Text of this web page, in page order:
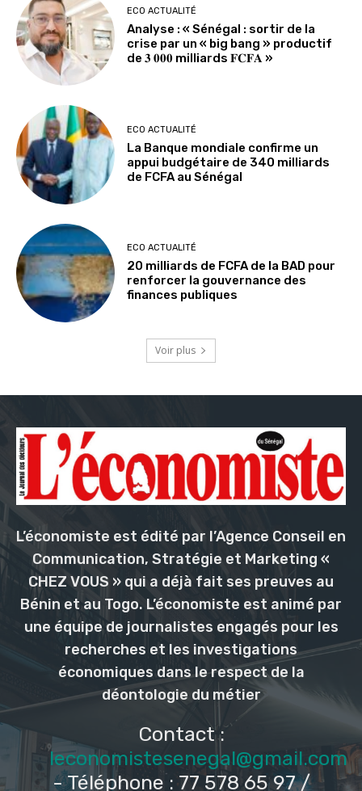
ECO ACTUALITÉ
Analyse : « Sénégal : sortir de la
crise par un « big bang » productif
de 𝟑 𝟎𝟎𝟎 milliards 𝐅𝐂𝐅𝐀 »
ECO ACTUALITÉ
La Banque mondiale confirme un
appui budgétaire de 340 milliards
de FCFA au Sénégal
ECO ACTUALITÉ
20 milliards de FCFA de la BAD pour
renforcer la gouvernance des
finances publiques
Voir plus
L’économiste est édité par l’Agence Conseil en
Communication, Stratégie et Marketing «
CHEZ VOUS » qui a déjà fait ses preuves au
Bénin et au Togo. L’économiste est animé par
une équipe de journalistes engagés pour les
recherches et les investigations
économiques dans le respect de la
déontologie du métier
Contact :
leconomistesenegal@gmail.com
- Téléphone : 77 578 65 97 /